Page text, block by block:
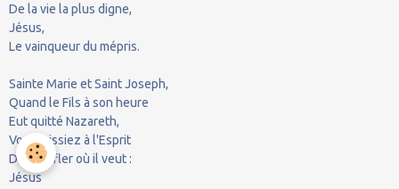
De la vie la plus digne,
Jésus,
Le vainqueur du mépris.
Sainte Marie et Saint Joseph,
Quand le Fils à son heure
Eut quitté Nazareth,
Vous laissiez à l'Esprit
De souffler où il veut :
Jésus